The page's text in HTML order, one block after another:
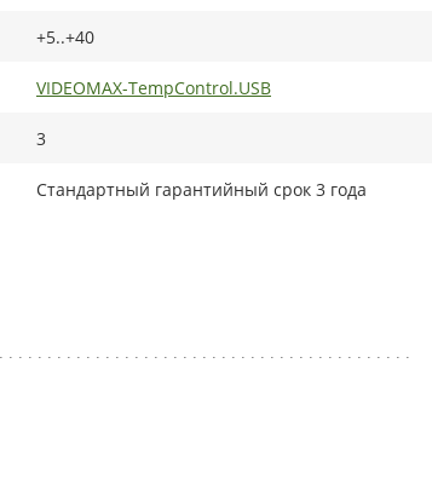
+5..+40
VIDEOMAX-TempControl.USB
3
Стандартный гарантийный срок 3 года